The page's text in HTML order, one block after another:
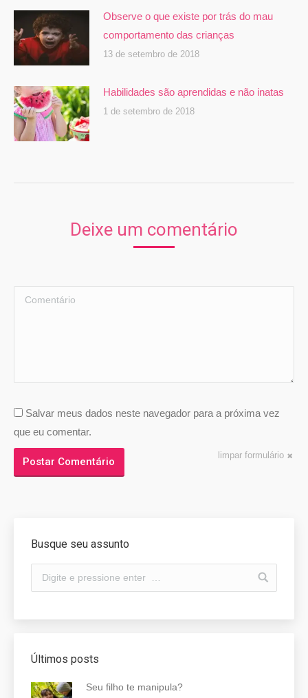
Observe o que existe por trás do mau
comportamento das crianças
13 de setembro de 2018
Habilidades são aprendidas e não inatas
1 de setembro de 2018
Deixe um comentário
Comentário
Salvar meus dados neste navegador para a próxima vez
que eu comentar.
limpar formulário
Postar Comentário
Busque seu assunto
Últimos posts
Seu filho te manipula?